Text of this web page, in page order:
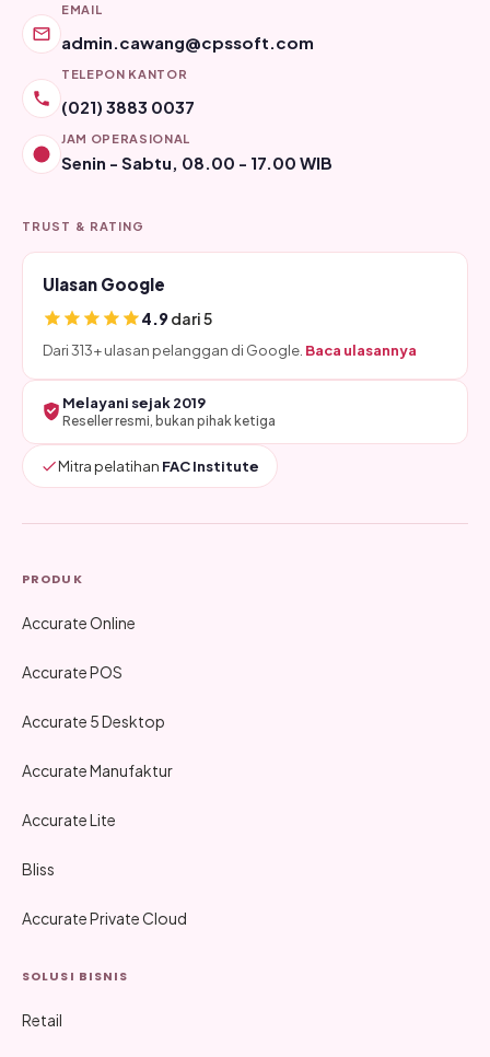
EMAIL
admin.cawang@cpssoft.com
TELEPON KANTOR
(021) 3883 0037
JAM OPERASIONAL
Senin - Sabtu, 08.00 - 17.00 WIB
TRUST & RATING
Ulasan Google
4.9dari 5
Dari 313+ ulasan pelanggan di Google. Baca ulasannya
Melayani sejak 2019
Reseller resmi, bukan pihak ketiga
Mitra pelatihan FAC Institute
PRODUK
Accurate Online
Accurate POS
Accurate 5 Desktop
Accurate Manufaktur
Accurate Lite
Bliss
Accurate Private Cloud
SOLUSI BISNIS
Retail